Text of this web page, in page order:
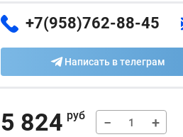
+7(958)762-88-45
Написать в телеграм
5 824 руб − +